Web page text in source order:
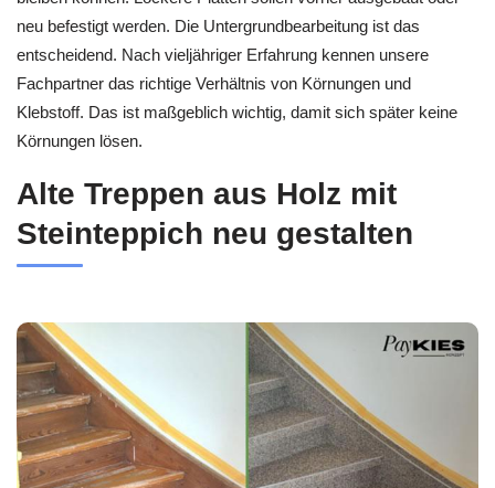
neu befestigt werden. Die Untergrundbearbeitung ist das
entscheidend. Nach vieljähriger Erfahrung kennen unsere
Fachpartner das richtige Verhältnis von Körnungen und
Klebstoff. Das ist maßgeblich wichtig, damit sich später keine
Körnungen lösen.
Alte Treppen aus Holz mit
Steinteppich neu gestalten